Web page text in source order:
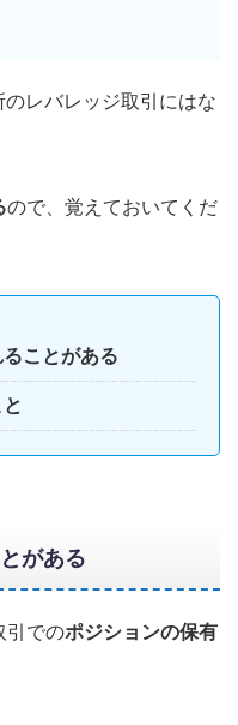
レバレッジ取引にはな
ので、覚えておいてくだ
ことがある
がある
引でのポジションの保有